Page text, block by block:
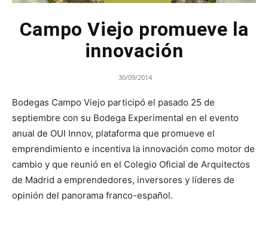
Campo Viejo promueve la
innovación
30/09/2014
Bodegas Campo Viejo participó el pasado 25 de
septiembre con su Bodega Experimental en el evento
anual de OUI Innov, plataforma que promueve el
emprendimiento e incentiva la innovación como motor de
cambio y que reunió en el Colegio Oficial de Arquitectos
de Madrid a emprendedores, inversores y líderes de
opinión del panorama franco-español.